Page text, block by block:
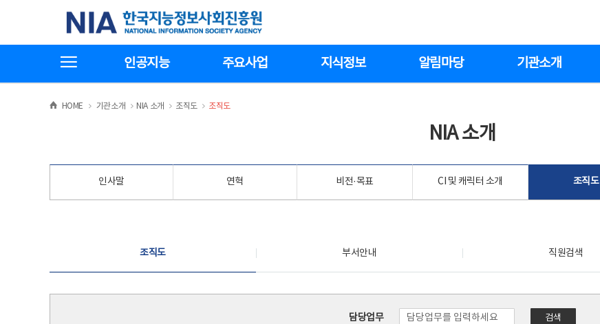
기
한국지능정보사회진흥원
인공지능 주요사업 지식정보 알림마당 기관소개
HOME >
기관소개 >NIA 소개 >
조직도 >
조직도
NIA 소개
인사말 연혁 비전·목표 CI 및 캐릭터 소개 조직도
조직도 부서안내 직원검색
담당업무 검색